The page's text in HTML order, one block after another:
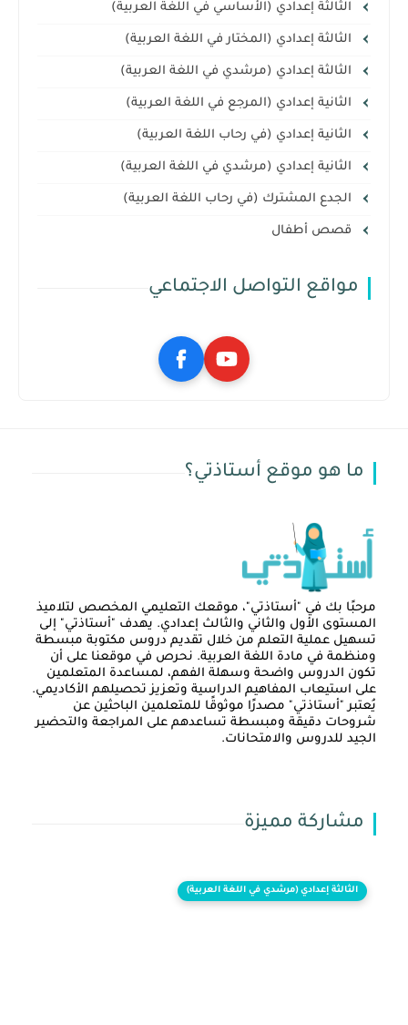
الثالثة إعدادي (الأساسي في اللغة العربية)
الثالثة إعدادي (المختار في اللغة العربية)
الثالثة إعدادي (مرشدي في اللغة العربية)
الثانية إعدادي (المرجع في اللغة العربية)
الثانية إعدادي (في رحاب اللغة العربية)
الثانية إعدادي (مرشدي في اللغة العربية)
الجدع المشترك (في رحاب اللغة العربية)
قصص أطفال
مواقع التواصل الاجتماعي
ما هو موقع أستاذتي؟
مرحبًا بك في "أستاذتي"، موقعك التعليمي المخصص لتلاميذ
المستوى الأول والثاني والثالث إعدادي. يهدف "أستاذتي" إلى
تسهيل عملية التعلم من خلال تقديم دروس مكتوبة مبسطة
ومنظمة في مادة اللغة العربية. نحرص في موقعنا على أن
تكون الدروس واضحة وسهلة الفهم، لمساعدة المتعلمين
على استيعاب المفاهيم الدراسية وتعزيز تحصيلهم الأكاديمي.
يُعتبر "أستاذتي" مصدرًا موثوقًا للمتعلمين الباحثين عن
شروحات دقيقة ومبسطة تساعدهم على المراجعة والتحضير
الجيد للدروس والامتحانات.
مشاركة مميزة
الثالثة إعدادي (مرشدي في اللغة العربية)